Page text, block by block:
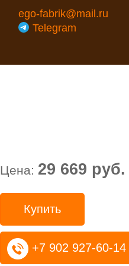
ego-fabrik@mail.ru
Telegram
Цена: 29 669 руб.
Купить
+7 902 927-60-14